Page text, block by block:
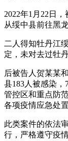
2022年1月22日
从绥中县前往黑
二人得知牡丹江
定，未对去过牡
后被告人贺某某
县183人被感染，
管控区和重点防
各项疫情应急处
此类案件的依法
行，严格遵守疫